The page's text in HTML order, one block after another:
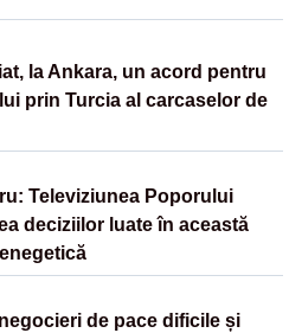
la Ankara, un acord pentru
prin Turcia al carcaselor de
Televiziunea Poporului
deciziilor luate în această
de pace dificile și